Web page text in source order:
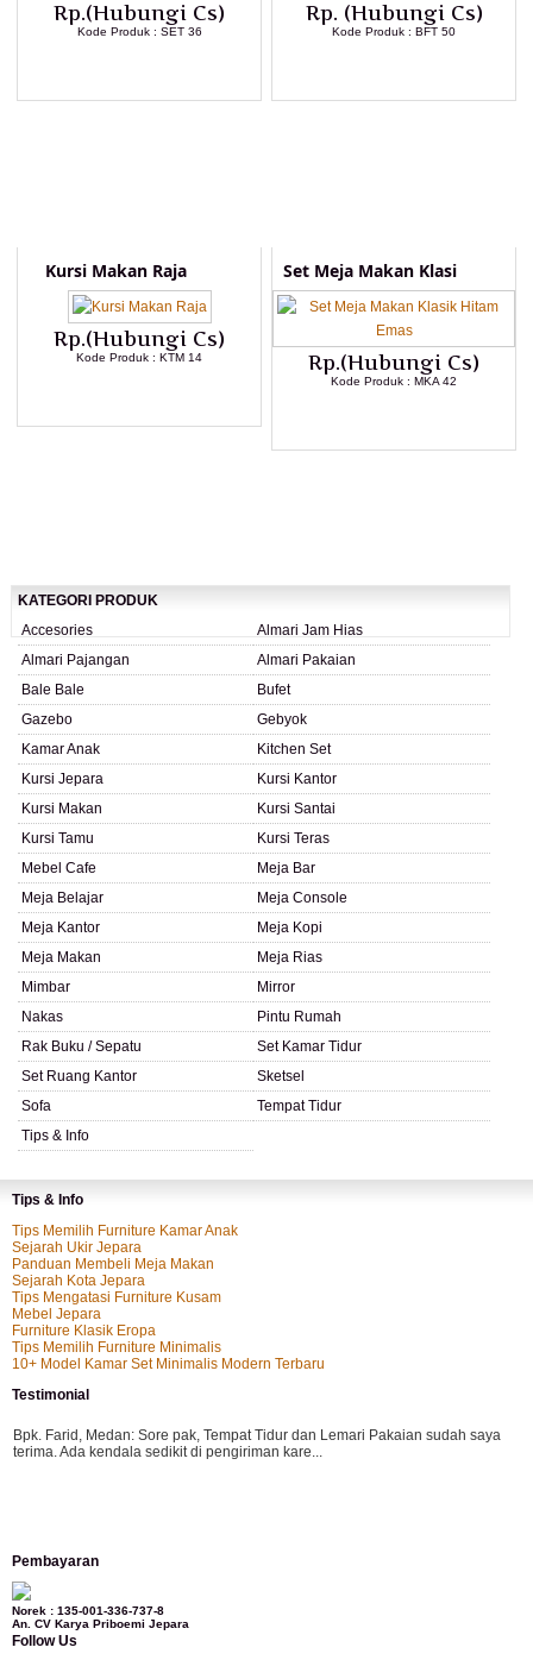
Rp.(Hubungi Cs)
Kode Produk : SET 36
Rp. (Hubungi Cs)
Kode Produk : BFT 50
Kursi Makan Raja
Rp.(Hubungi Cs)
Kode Produk : KTM 14
Set Meja Makan Klasi
Rp.(Hubungi Cs)
Kode Produk : MKA 42
KATEGORI PRODUK
Accesories
Almari Jam Hias
Almari Pajangan
Almari Pakaian
Bale Bale
Bufet
Gazebo
Gebyok
Kamar Anak
Kitchen Set
Kursi Jepara
Kursi Kantor
Kursi Makan
Kursi Santai
Kursi Tamu
Kursi Teras
Mebel Cafe
Meja Bar
Meja Belajar
Meja Console
Meja Kantor
Meja Kopi
Meja Makan
Meja Rias
Mimbar
Mirror
Nakas
Pintu Rumah
Rak Buku / Sepatu
Set Kamar Tidur
Set Ruang Kantor
Sketsel
Sofa
Tempat Tidur
Tips & Info
Tips & Info
Tips Memilih Furniture Kamar Anak
Sejarah Ukir Jepara
Panduan Membeli Meja Makan
Sejarah Kota Jepara
Tips Mengatasi Furniture Kusam
Mebel Jepara
Furniture Klasik Eropa
Tips Memilih Furniture Minimalis
10+ Model Kamar Set Minimalis Modern Terbaru
Testimonial
Bpk. Farid, Medan: Sore pak, Tempat Tidur dan Lemari Pakaian sudah saya
terima. Ada kendala sedikit di pengiriman kare...
kursi teras saya sudah saya terima dan p...
Pembayaran
Norek : 135-001-336-737-8
An. CV Karya Priboemi Jepara
Follow Us